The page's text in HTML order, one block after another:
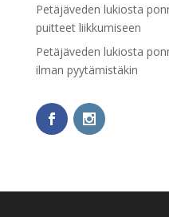
Petäjäveden lukiosta
puitteet liikkumiseen
Petäjäveden lukiosta
ilman pyytämistäkin